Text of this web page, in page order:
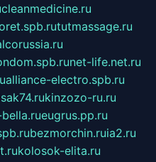
cleanmedicine.ru
tutmassage.ru
net-life.net.ru
alliance-electro.spb.ru
kinzozo-ru.ru
eugrus.pp.ru
bezmorchin.ruia2.ru
kolosok-elita.ru